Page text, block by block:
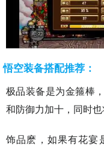
悟空装备搭配推荐：
极品装备是为金箍棒
和防御力加十，同时也
饰品麽，如果有花宴